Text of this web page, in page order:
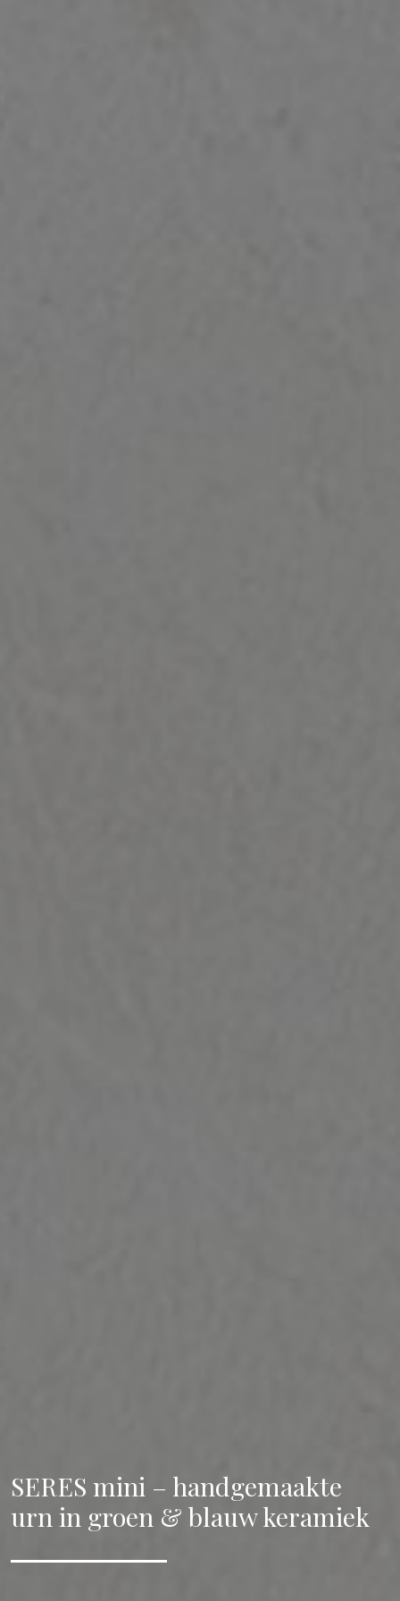
SERES mini – handgemaakte
urn in groen & blauw keramiek